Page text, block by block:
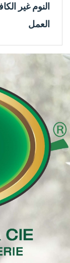
النوم غير
العمل